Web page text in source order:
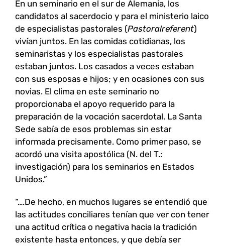
En un seminario en el sur de Alemania, los
candidatos al sacerdocio y para el ministerio laico
de especialistas pastorales (Pastoralreferent)
vivían juntos. En las comidas cotidianas, los
seminaristas y los especialistas pastorales
estaban juntos. Los casados a veces estaban
con sus esposas e hijos; y en ocasiones con sus
novias. El clima en este seminario no
proporcionaba el apoyo requerido para la
preparación de la vocación sacerdotal. La Santa
Sede sabía de esos problemas sin estar
informada precisamente. Como primer paso, se
acordó una visita apostólica (N. del T.:
investigación) para los seminarios en Estados
Unidos.”
“….De hecho, en muchos lugares se entendió que
las actitudes conciliares tenían que ver con tener
una actitud crítica o negativa hacia la tradición
existente hasta entonces, y que debía ser